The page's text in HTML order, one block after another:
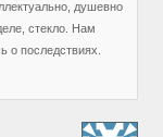
душевно
стекло. Нам
о последствиях.